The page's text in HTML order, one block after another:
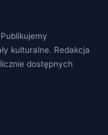
kulturalne. Redakcja
dostępnych